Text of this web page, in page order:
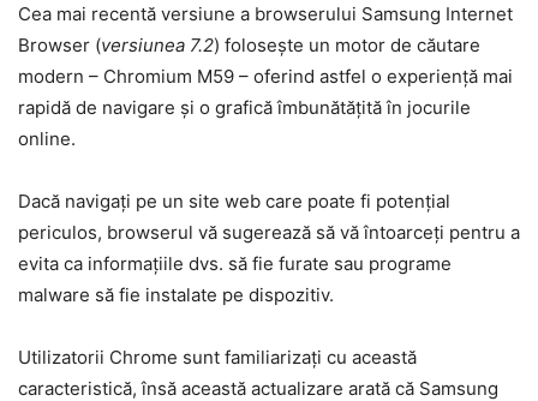
Cea mai recentă versiune a browserului Samsung Internet
Browser (versiunea 7.2) folosește un motor de căutare
modern – Chromium M59 – oferind astfel o experiență mai
rapidă de navigare și o grafică îmbunătățită în jocurile
online.
Dacă navigați pe un site web care poate fi potențial
periculos, browserul vă sugerează să vă întoarceți pentru a
evita ca informațiile dvs. să fie furate sau programe
malware să fie instalate pe dispozitiv.
Utilizatorii Chrome sunt familiarizați cu această
caracteristică, însă această actualizare arată că Samsung